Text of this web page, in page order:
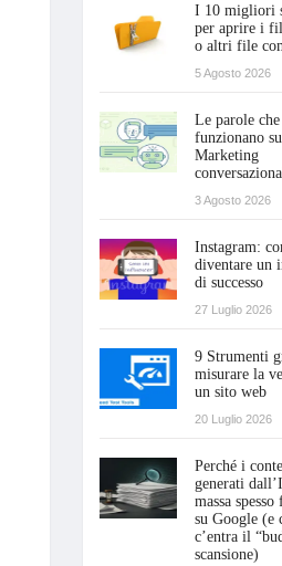
I 10 migliori
per aprire i
o altri file
5 Agosto 2026
Le parole che
funzionano
Marketing
3 Agosto 2026
Instagram:
diventare un
di successo
27 Luglio 2026
9 Strumenti
misurare la
un sito web
20 Luglio 2026
Perché i
generati
massa
su Google (e
c’entra il
scansione)